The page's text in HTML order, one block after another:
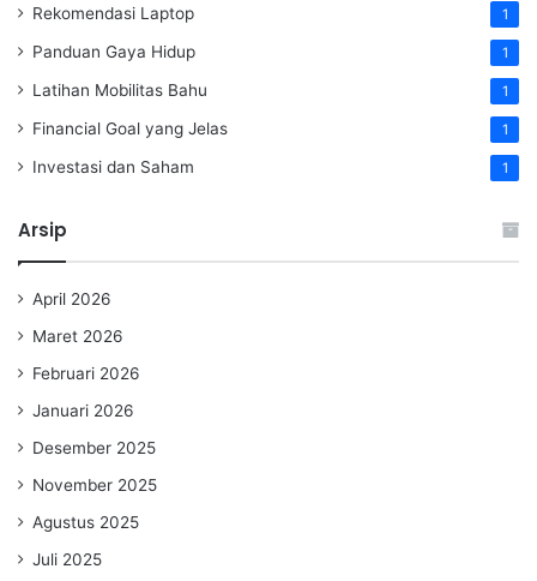
Rekomendasi Laptop 1
Panduan Gaya Hidup 1
Latihan Mobilitas Bahu 1
Financial Goal yang Jelas 1
Investasi dan Saham 1
Arsip
April 2026
Maret 2026
Februari 2026
Januari 2026
Desember 2025
November 2025
Agustus 2025
Juli 2025